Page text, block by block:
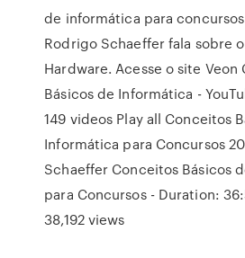
de informática para
Rodrigo Schaeffer fala sobre
Hardware. Acesse o site Veon
Básicos de Informática -
149 videos Play all Conceitos
Informática para Concursos
Schaeffer Conceitos Básicos
para Concursos - Duration:
38,192 views